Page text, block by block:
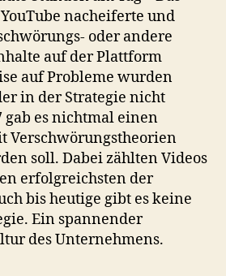
nacheiferte und
oder andere
auf der Plattform
auf Probleme wurden
in der Strategie nicht
gab es nichtmal einen
Verschwörungstheorien
soll. Dabei zählten Videos
erfolgreichsten der
bis heutige gibt es keine
Ein spannender
des Unternehmens.